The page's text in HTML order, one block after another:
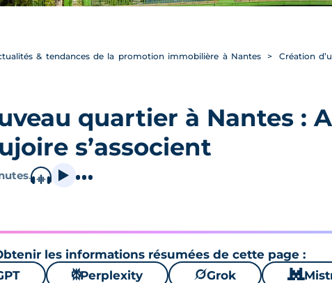
& tendances de la promotion immobilière à Nantes Création
quartier à Nantes :
s’associent
.
les informations résumées de cette page :
⚙Perplexity 🪐Grok 🐱